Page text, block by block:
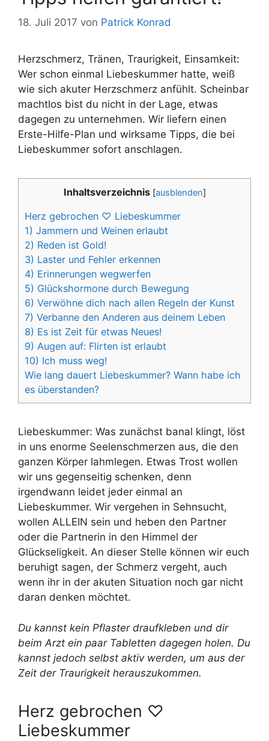
18. Juli 2017 von Patrick Konrad
Herzschmerz, Tränen, Traurigkeit, Einsamkeit:
Wer schon einmal Liebeskummer hatte, weiß
wie sich akuter Herzschmerz anfühlt. Scheinbar
machtlos bist du nicht in der Lage, etwas
dagegen zu unternehmen. Wir liefern einen
Erste-Hilfe-Plan und wirksame Tipps, die bei
Liebeskummer sofort anschlagen.
Inhaltsverzeichnis [ausblenden]
Herz gebrochen ♡ Liebeskummer
1) Jammern und Weinen erlaubt
2) Reden ist Gold!
3) Laster und Fehler erkennen
4) Erinnerungen wegwerfen
5) Glückshormone durch Bewegung
6) Verwöhne dich nach allen Regeln der Kunst
7) Verbanne den Anderen aus deinem Leben
8) Es ist Zeit für etwas Neues!
9) Augen auf: Flirten ist erlaubt
10) Ich muss weg!
Wie lang dauert Liebeskummer? Wann habe ich
es überstanden?
Liebeskummer: Was zunächst banal klingt, löst
in uns enorme Seelenschmerzen aus, die den
ganzen Körper lahmlegen. Etwas Trost wollen
wir uns gegenseitig schenken, denn
irgendwann leidet jeder einmal an
Liebeskummer. Wir vergehen in Sehnsucht,
wollen ALLEIN sein und heben den Partner
oder die Partnerin in den Himmel der
Glückseligkeit. An dieser Stelle können wir euch
beruhigt sagen, der Schmerz vergeht, auch
wenn ihr in der akuten Situation noch gar nicht
daran denken möchtet.
Du kannst kein Pflaster draufkleben und dir
beim Arzt ein paar Tabletten dagegen holen. Du
kannst jedoch selbst aktiv werden, um aus der
Zeit der Traurigkeit herauszukommen.
Herz gebrochen ♡
Liebeskummer